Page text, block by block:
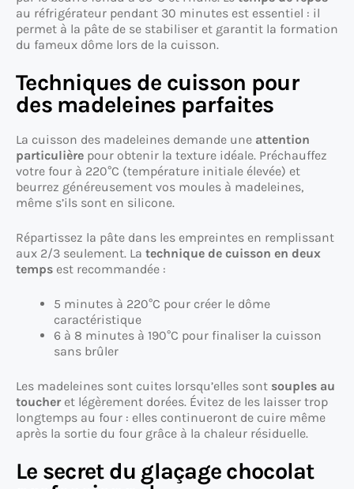
au réfrigérateur pendant 30 minutes est essentiel : il
permet à la pâte de se stabiliser et garantit la formation
du fameux dôme lors de la cuisson.
Techniques de cuisson pour
des madeleines parfaites
La cuisson des madeleines demande une attention
particulière pour obtenir la texture idéale. Préchauffez
votre four à 220°C (température initiale élevée) et
beurrez généreusement vos moules à madeleines,
même s’ils sont en silicone.
Répartissez la pâte dans les empreintes en remplissant
aux 2/3 seulement. La technique de cuisson en deux
temps est recommandée :
5 minutes à 220°C pour créer le dôme
caractéristique
6 à 8 minutes à 190°C pour finaliser la cuisson
sans brûler
Les madeleines sont cuites lorsqu’elles sont souples au
toucher et légèrement dorées. Évitez de les laisser trop
longtemps au four : elles continueront de cuire même
après la sortie du four grâce à la chaleur résiduelle.
Le secret du glaçage chocolat